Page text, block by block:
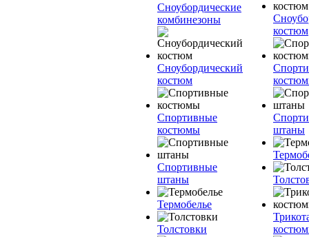
Сноубордические
комбинезоны
Сноубордический
костюм
Спортивные
костюмы
Спортивные
штаны
Термобелье
Толстовки
костюм
штаны